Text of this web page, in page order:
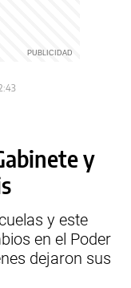
y
y este
en el Poder
dejaron sus